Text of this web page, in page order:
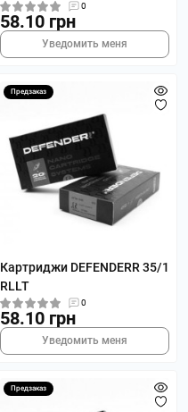
0
58.10 грн
Уведомить меня
Предзаказ
Картриджи DEFENDERR 35/1
RLLT
0
58.10 грн
Уведомить меня
Предзаказ